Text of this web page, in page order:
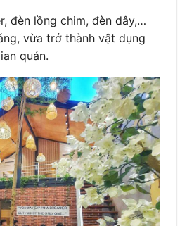
đèn lồng chim, đèn dây,…
vừa trở thành vật dụng
quán.